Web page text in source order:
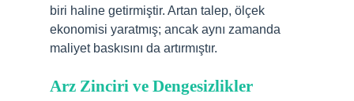
biri haline getirmiştir. Artan talep, ölçek
ekonomisi yaratmış; ancak aynı zamanda
maliyet baskısını da artırmıştır.
Arz Zinciri ve Dengesizlikler